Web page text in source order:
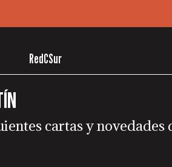
RedCSur
cartas y novedades